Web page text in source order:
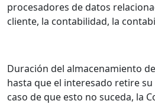
procesadores de datos
cliente, la contabilidad, la
Duración del almacenamiento
hasta que el interesado retire
caso de que esto no suceda, la